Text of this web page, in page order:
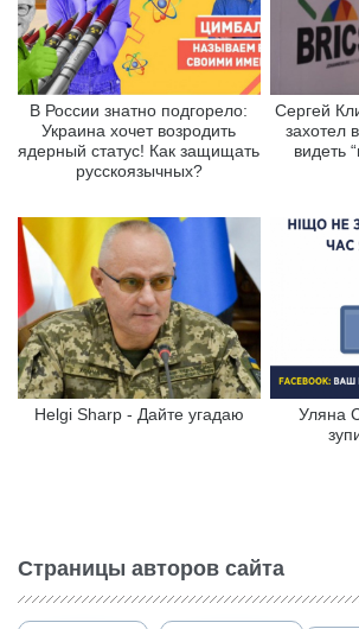
В России знатно подгорело:
Украина хочет возродить
ядерный статус! Как защищать
русскоязычных?
Сергей
захотел
видеть
Helgi Sharp - Дайте угадаю
Уляна
Страницы авторов сайта